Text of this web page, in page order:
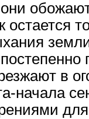
в
начала